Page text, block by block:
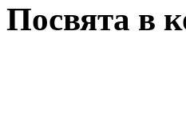
Посвята в